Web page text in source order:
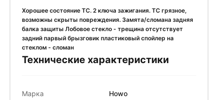
Хорошее состояние ТС. 2 ключа зажигания. ТС грязное,
возможны скрыты повреждения. Замята/сломана задняя
балка защиты Лобовое стекло - трещина отсутствует
задний парвый брызговик пластиковый спойлер на
стеклом - сломан
Технические характеристики
Марка Howo